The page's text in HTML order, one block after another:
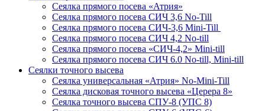
Сеялка прямого посева «Атрия»
Сеялка прямого посева СИЧ 3,6 No-Till
Сеялка прямого посева СИЧ-3,6 Mini-Till
Сеялка прямого посева СИЧ 4,2 No-till
Сеялка прямого посева «СИЧ-4,2» Mini-till
Сеялка прямого посева СИЧ 6.0 No-till, Mini-till
Сеялки точного высева
Сеялка универсальная «Атрия» No-Mini-Till
Сеялка дисковая точного высева «Церера 8»
Сеялка точного высева СПУ-8 (УПС 8)